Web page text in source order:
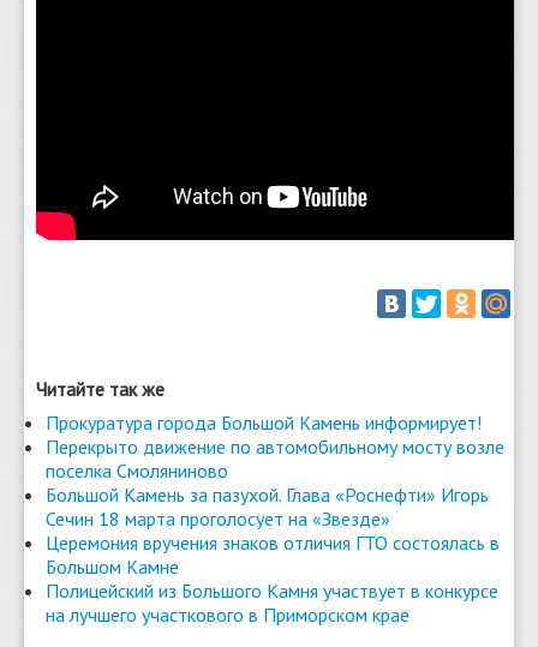
Читайте так же
Прокуратура города Большой Камень информирует!
Перекрыто движение по автомобильному мосту возле
поселка Смоляниново
Большой Камень за пазухой. Глава «Роснефти» Игорь
Сечин 18 марта проголосует на «Звезде»
Церемония вручения знаков отличия ГТО состоялась в
Большом Камне
Полицейский из Большого Камня участвует в конкурсе
на лучшего участкового в Приморском крае